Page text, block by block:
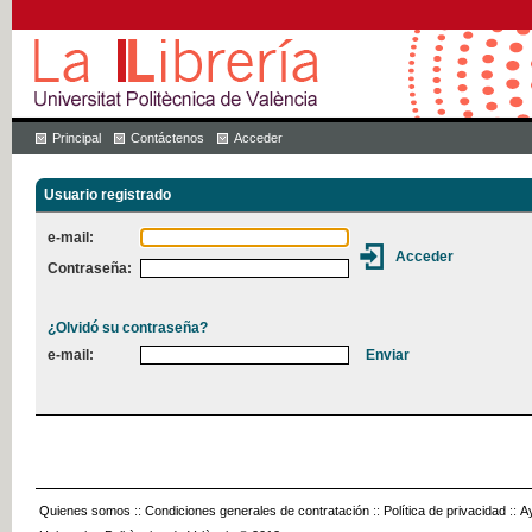
Principal Contáctenos Acceder
Usuario registrado
e-mail:
Contraseña:
¿Olvidó su contraseña?
e-mail:
Quienes somos :: Condiciones generales de contratación :: Política de privacidad ::